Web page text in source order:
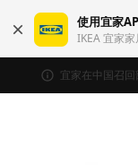
使用宜家
IKEA 宜家家
宜家在中国召